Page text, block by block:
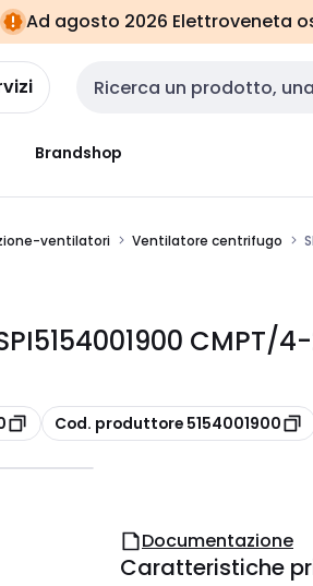
Ad agosto 2026 Elettroveneta
Cerca input
Brandshop
ventilatori Ventilatore centrifugo
CMPT/
copia
Cod. produttore 5154001900
Documentazione
Caratteristiche